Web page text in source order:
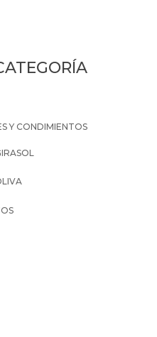
Y CONDIMIENTOS